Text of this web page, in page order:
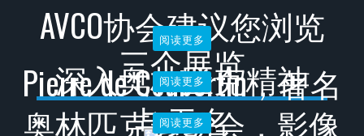
AVCO协会建议您浏览
三个展览
阅读更多
深入奥林匹克精神
阅读更多
Pierre de Coubertin，著名
与无名
阅读更多
奥林匹克运动会，影像
阅读更多